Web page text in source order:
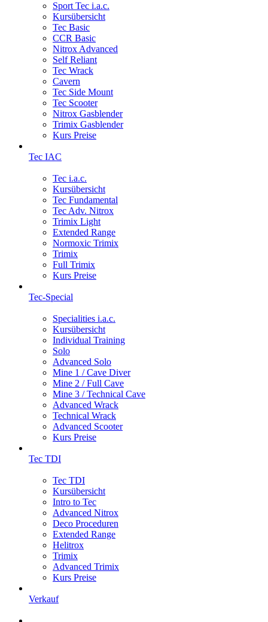
Sport Tec i.a.c.
Kursübersicht
Tec Basic
CCR Basic
Nitrox Advanced
Self Reliant
Tec Wrack
Cavern
Tec Side Mount
Tec Scooter
Nitrox Gasblender
Trimix Gasblender
Kurs Preise
Tec IAC
Tec i.a.c.
Kursübersicht
Tec Fundamental
Tec Adv. Nitrox
Trimix Light
Extended Range
Normoxic Trimix
Trimix
Full Trimix
Kurs Preise
Tec-Special
Specialities i.a.c.
Kursübersicht
Individual Training
Solo
Advanced Solo
Mine 1 / Cave Diver
Mine 2 / Full Cave
Mine 3 / Technical Cave
Advanced Wrack
Technical Wrack
Advanced Scooter
Kurs Preise
Tec TDI
Tec TDI
Kursübersicht
Intro to Tec
Advanced Nitrox
Deco Proceduren
Extended Range
Helitrox
Trimix
Advanced Trimix
Kurs Preise
Verkauf